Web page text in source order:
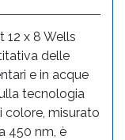
12 x 8 Wells
delle
e in acque
tecnologia
colore, misurato
450 nm, è